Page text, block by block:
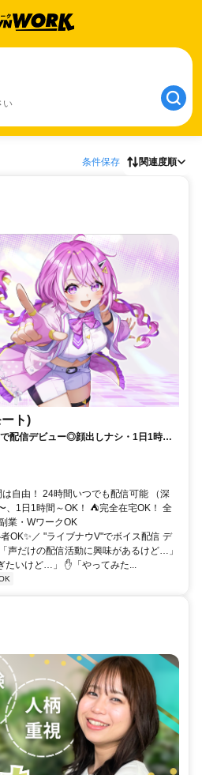
い
条件保存 関連度順
ト)
配信デビュー◎顔出しナシ・1日1時間
自由！ 24時間いつでも配信可能 （深
、1日1時間～OK！ ⛺完全在宅OK！ 全
業・WワークOK
OK✨／ "ライブナウV"でボイス配信 デ
声だけの配信活動に興味があるけど…」
たいけど…」 ✋「やってみた...